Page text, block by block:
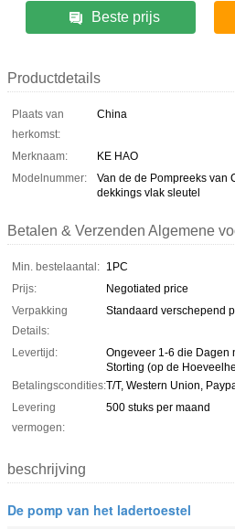
Beste prijs
Productdetails
Plaats van
herkomst:
China
Merknaam:
KE HAO
Modelnummer:
Van de de Pompreeks van
dekkings vlak sleutel
Betalen & Verzenden Algemene
Min. bestelaantal: 1PC
Prijs:
Negotiated price
Verpakking
Details:
Standaard verschepend
Levertijd:
Ongeveer 1-6 die Dagen
Storting (op de
Betalingscondities:T/T, Western Union,
Levering
vermogen:
500 stuks per maand
beschrijving
De pomp van het ladertoestel